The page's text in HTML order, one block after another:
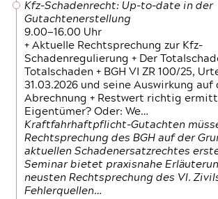
Kfz-Schadenrecht: Up-to-date in der
Gutachtenerstellung
9.00—16.00 Uhr
+ Aktuelle Rechtsprechung zur Kfz-
Schadenregulierung + Der
Totalschaden + BGH VI ZR 100/25,
31.03.2026 und seine Auswirkung
Abrechnung + Restwert richtig
Eigentümer? Oder: We…
Kraftfahrhaftpflicht-Gutachten
Rechtsprechung des BGH auf der
aktuellen Schadenersatzrechtes
Seminar bietet praxisnahe
neusten Rechtsprechung des VI.
Fehlerquellen…